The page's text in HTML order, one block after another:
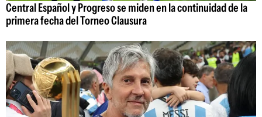
Central Español y Progreso se miden en la continuidad de la
primera fecha del Torneo Clausura